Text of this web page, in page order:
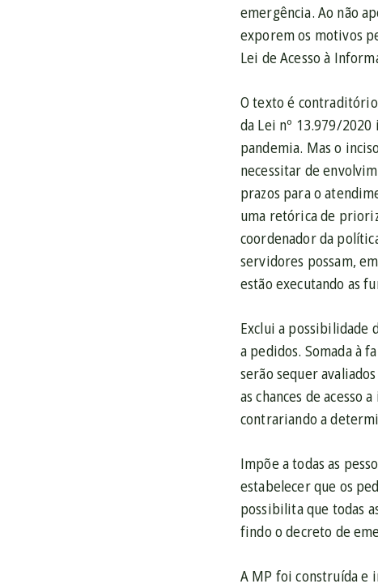
emergência. Ao não
exporem os motivos
Lei de Acesso à
O texto é
da Lei nº 13.979/
pandemia. Mas o
necessitar de
prazos para o
uma retórica de
coordenador da
servidores possam,
estão executando as
Exclui a possibilidade
a pedidos. Somada à
serão sequer
as chances de
contrariando a
Impõe a todas as
estabelecer que os
possibilita que todas
findo o decreto de
A MP foi construída e